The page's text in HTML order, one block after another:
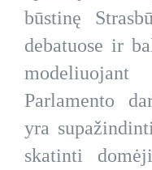
būstinę
debatuose ir
Parlamento
yra
skatinti